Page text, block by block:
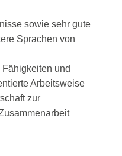
sowie sehr gute
Sprachen von
und
Arbeitsweise
zur